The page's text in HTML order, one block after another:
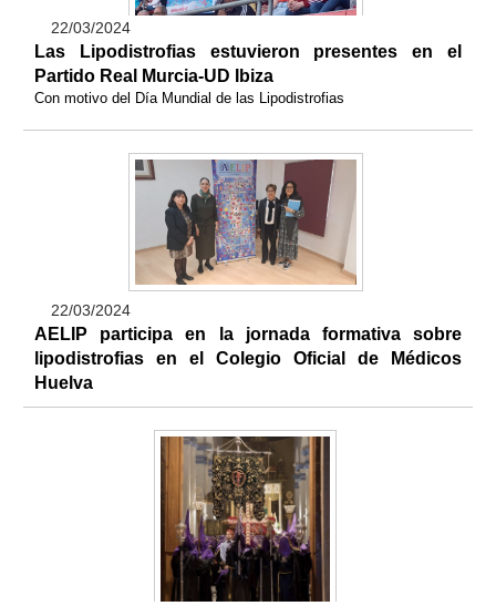
22/03/2024
Las Lipodistrofias estuvieron presentes en el
Partido Real Murcia-UD Ibiza
Con motivo del Día Mundial de las Lipodistrofias
22/03/2024
AELIP participa en la jornada formativa sobre
lipodistrofias en el Colegio Oficial de Médicos
Huelva